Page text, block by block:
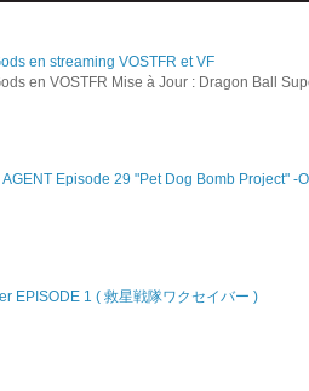
en streaming VOSTFR et VF
en VOSTFR Mise à Jour : Dragon Ball
Episode 29 "Pet Dog Bomb Project" -
EPISODE 1 ( 救星戦隊ワクセイバー )